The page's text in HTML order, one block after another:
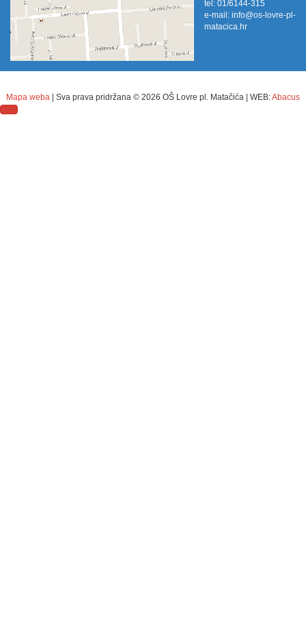
tel: 01/6144-315
e-mail: info@os-lovre-pl-
matacica.hr
Mapa weba | Sva prava pridržana © 2026 OŠ Lovre pl. Matačića | WEB:Abacus